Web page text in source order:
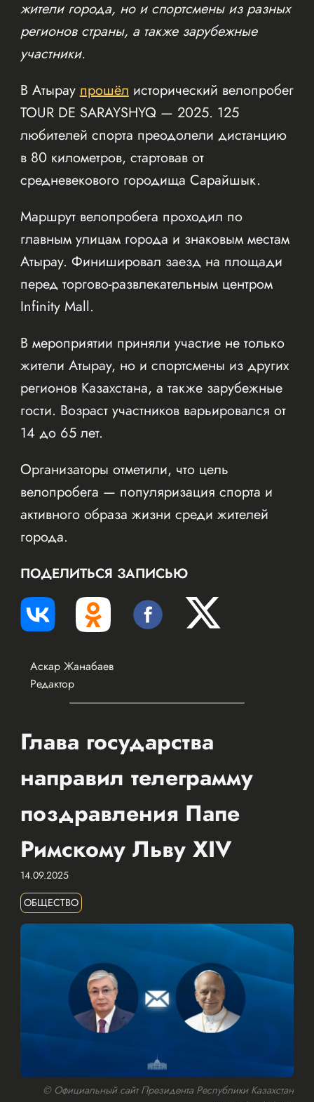
жители города, но и спортсмены из разных
регионов страны, а также зарубежные
участники.
В Атырау прошёл исторический велопробег
TOUR DE SARAYSHYQ — 2025. 125
любителей спорта преодолели дистанцию
в 80 километров, стартовав от
средневекового городища Сарайшык.
Маршрут велопробега проходил по
главным улицам города и знаковым местам
Атырау. Финишировал заезд на площади
перед торгово-развлекательным центром
Infinity Mall.
В мероприятии приняли участие не только
жители Атырау, но и спортсмены из других
регионов Казахстана, а также зарубежные
гости. Возраст участников варьировался от
14 до 65 лет.
Организаторы отметили, что цель
велопробега — популяризация спорта и
активного образа жизни среди жителей
города.
ПОДЕЛИТЬСЯ ЗАПИСЬЮ
Аскар Жанабаев
Редактор
Глава государства
направил телеграмму
поздравления Папе
Римскому Льву XIV
14.09.2025
ОБЩЕСТВО
© Официальный сайт Президента Республики Казахстан